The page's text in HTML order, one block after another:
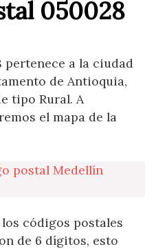
050028
pertenece a la ciudad
de Antioquia,
tipo Rural. A
el mapa de la
postal Medellín
códigos postales
de 6 dígitos, esto